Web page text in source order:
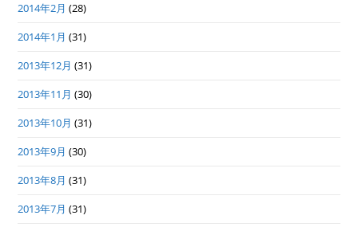
2014年2月 (28)
2014年1月 (31)
2013年12月 (31)
2013年11月 (30)
2013年10月 (31)
2013年9月 (30)
2013年8月 (31)
2013年7月 (31)